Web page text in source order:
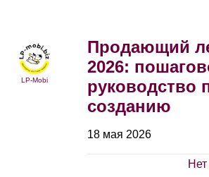
LP-Mobi
Продающий
2026:
руководство
созданию
18 мая 2026